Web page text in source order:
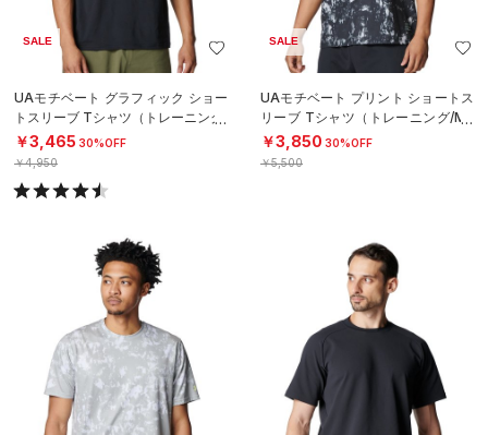
SALE
UAモチベート グラフィック ショー
トスリーブ Tシャツ（トレーニング/
MEN）
￥3,465 30%OFF
￥4,950
SALE
UAモチベート プリント ショートス
リーブ Tシャツ（トレーニング/ME
N）
￥3,850 30%OFF
￥5,500